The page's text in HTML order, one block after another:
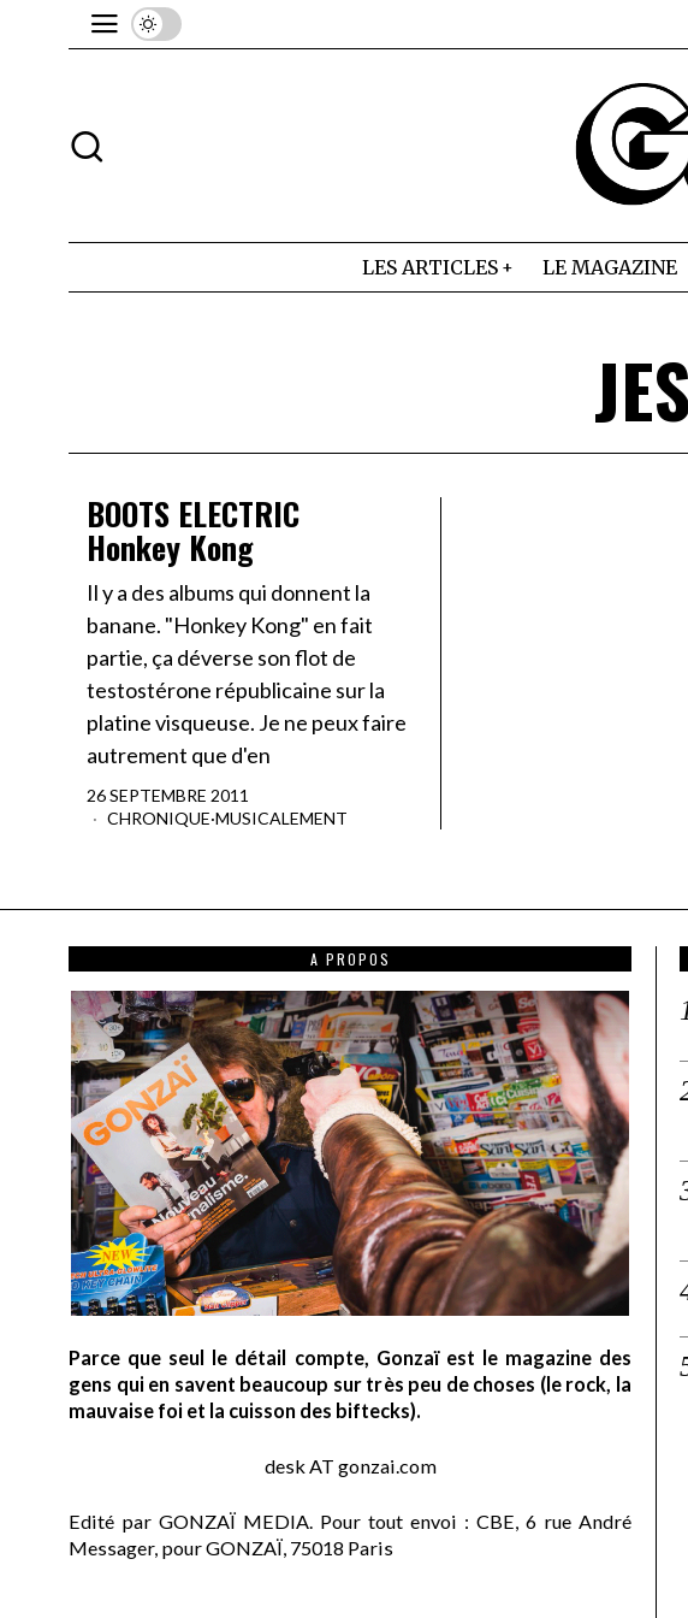
LES ARTICLES LE MAGAZINE
BOOTS ELECTRIC
Honkey Kong
Il y a des albums qui donnent la
banane. "Honkey Kong" en fait
partie, ça déverse son flot de
testostérone républicaine sur la
platine visqueuse. Je ne peux faire
autrement que d'en
26 SEPTEMBRE 2011
CHRONIQUE·MUSICALEMENT
A PROPOS
Parce que seul le détail compte, Gonzaï est le magazine des
gens qui en savent beaucoup sur très peu de choses (le rock, la
mauvaise foi et la cuisson des biftecks).
desk AT gonzai.com
Edité par GONZAÏ MEDIA. Pour tout envoi : CBE, 6 rue André
Messager, pour GONZAÏ, 75018 Paris